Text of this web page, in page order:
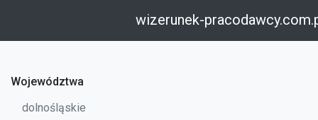
wizerunek-
Województwa
dolnośląskie